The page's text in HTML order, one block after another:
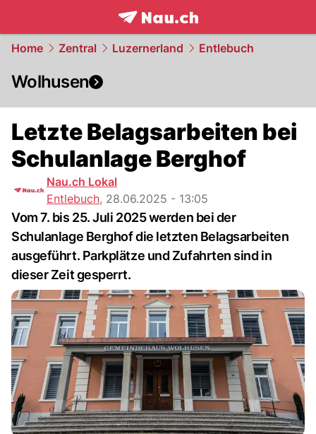
frontpage.NAU.ch
Home Zentral Luzernerland Entlebuch
Wolhusen
Letzte Belagsarbeiten bei
Schulanlage Berghof
Nau.ch Lokal
Entlebuch, 28.06.2025 - 13:05
Vom 7. bis 25. Juli 2025 werden bei der
Schulanlage Berghof die letzten Belagsarbeiten
ausgeführt. Parkplätze und Zufahrten sind in
dieser Zeit gesperrt.